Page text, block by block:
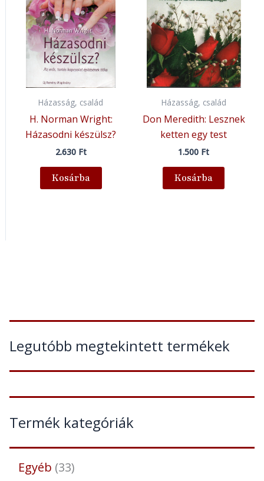
Legutóbb megtekintett termékek
Termék kategóriák
Egyéb 33
Házasság, család
H. Norman Wright:
Házasodni készülsz?
2.630 Ft
Kosárba
Házasság, család
Don Meredith: Lesznek
ketten egy test
1.500 Ft
Kosárba